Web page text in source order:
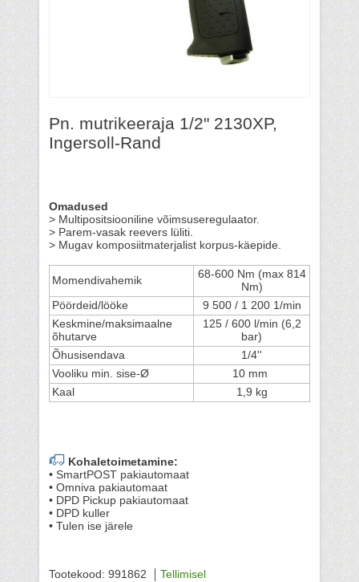
Pn. mutrikeeraja 1/2" 2130XP,
Ingersoll-Rand
Omadused
> Multipositsiooniline võimsuseregulaator.
> Parem-vasak reevers lüliti.
> Mugav komposiitmaterjalist korpus-käepide.
Momendivahemik
68-600 Nm (max 814
Nm)
Pöördeid/lööke
9 500 / 1 200 1/min
Keskmine/maksimaalne
õhutarve
125 / 600 l/min (6,2
bar)
Õhusisendava
1/4''
Vooliku min. sise-Ø
10 mm
Kaal
1,9 kg
Kohaletoimetamine:
• SmartPOST pakiautomaat
• Omniva pakiautomaat
• DPD Pickup pakiautomaat
• DPD kuller
• Tulen ise järele
Tootekood: 991862 Tellimisel